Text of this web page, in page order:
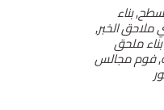
,بناء
ملاحق الخبر,
ملحق
,فوم مجالس